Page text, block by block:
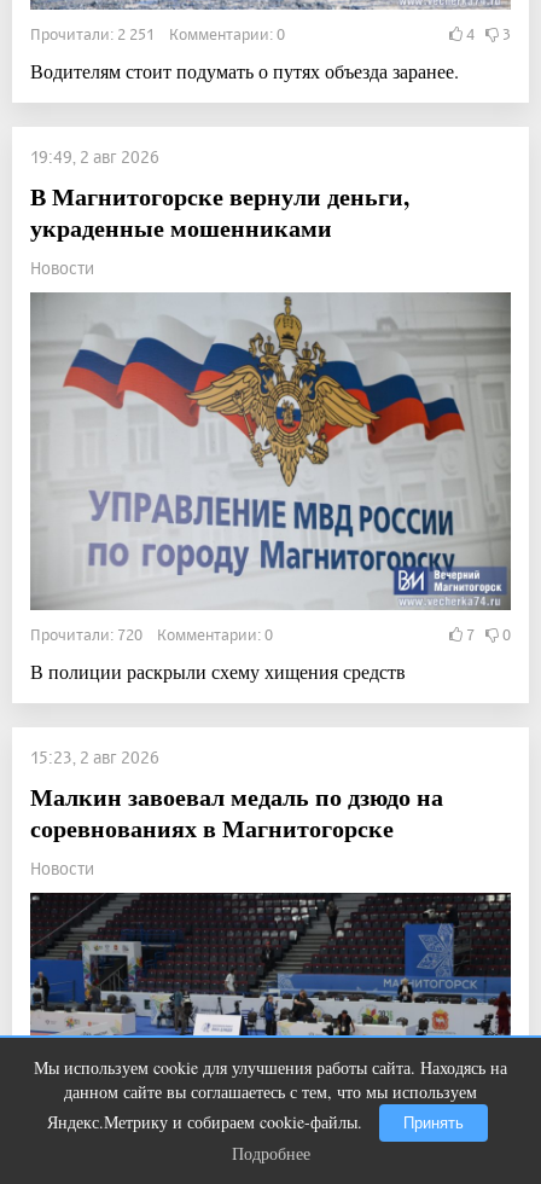
Прочитали: 2 251 Комментарии: 0 4 3
Водителям стоит подумать о путях объезда заранее.
19:49, 2 авг 2026
В Магнитогорске вернули деньги,
украденные мошенниками
Новости
Прочитали: 720 Комментарии: 0 7 0
В полиции раскрыли схему хищения средств
15:23, 2 авг 2026
Малкин завоевал медаль по дзюдо на
соревнованиях в Магнитогорске
Новости
Мы используем cookie для улучшения работы сайта. Находясь на
данном сайте вы соглашаетесь с тем, что мы используем
Яндекс.Метрику и собираем cookie-файлы.
Принять
Подробнее
Ролик из Омска: вы будете смеяться
долго
Подробнее